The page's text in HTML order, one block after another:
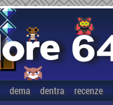
dema dentra recenze